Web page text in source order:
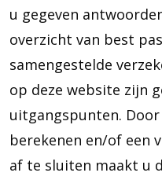
u gegeven
overzicht van best
samengestelde
op deze website zijn
uitgangspunten.
berekenen en/of een
af te sluiten maakt u